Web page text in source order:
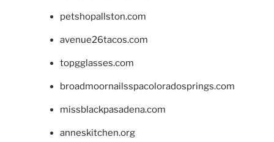
petshopallston.com
avenue26tacos.com
topgglasses.com
broadmoornailsspacoloradosprings.com
missblackpasadena.com
anneskitchen.org